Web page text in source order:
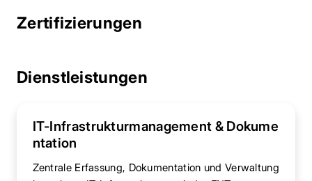
Zertifizierungen
Dienstleistungen
IT-Infrastrukturmanagement & Dokume
ntation
Zentrale Erfassung, Dokumentation und Verwaltung